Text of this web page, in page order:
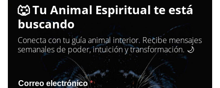
🐺 Tu Animal Espiritual te está
buscando
Conecta con tu guía animal interior. Recibe mensajes
semanales de poder, intuición y transformación. 🌙
Correo electrónico*